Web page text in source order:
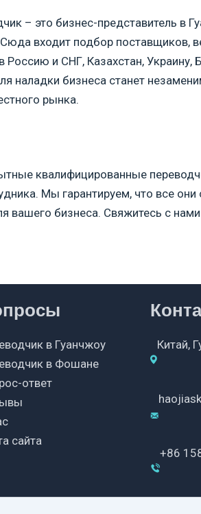
– это бизнес-представитель
входит подбор поставщиков,
и СНГ, Казахстан, Украину,
наладки бизнеса станет
рынка.
квалифицированные
Мы гарантируем, что все
бизнеса. Свяжитесь с
в Гуанчжоу
в Фошане
ответ
сайта
Китай,
+86